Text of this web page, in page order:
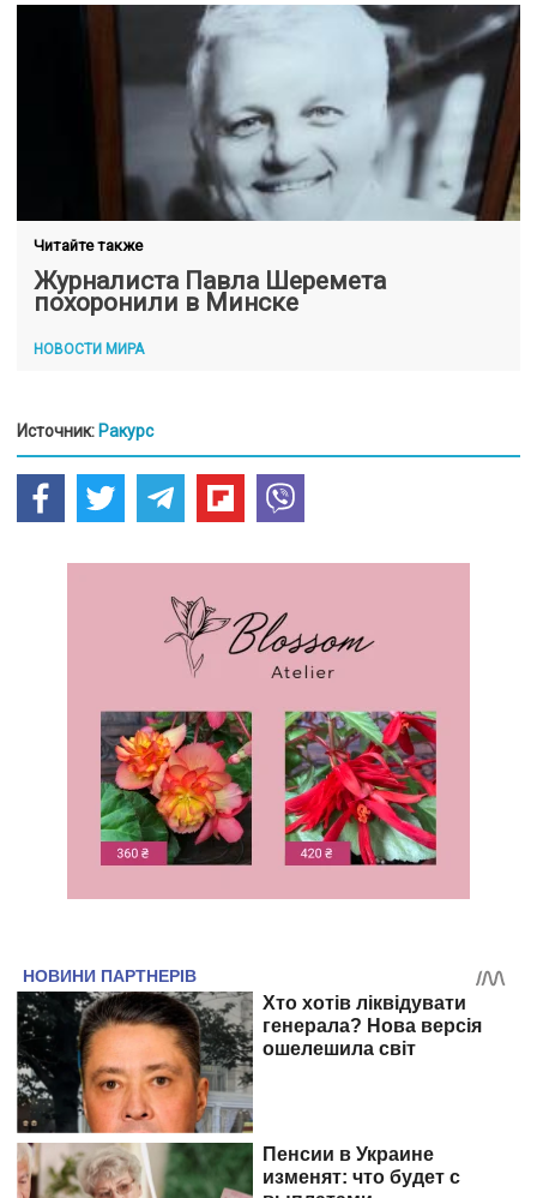
Читайте также
Журналиста Павла Шеремета
похоронили в Минске
НОВОСТИ МИРА
Источник: Ракурс